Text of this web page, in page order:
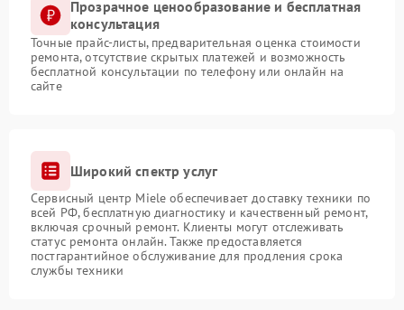
Прозрачное ценообразование и бесплатная
консультация
Точные прайс-листы, предварительная оценка стоимости
ремонта, отсутствие скрытых платежей и возможность
бесплатной консультации по телефону или онлайн на
сайте
Широкий спектр услуг
Сервисный центр Miele обеспечивает доставку техники по
всей РФ, бесплатную диагностику и качественный ремонт,
включая срочный ремонт. Клиенты могут отслеживать
статус ремонта онлайн. Также предоставляется
постгарантийное обслуживание для продления срока
службы техники